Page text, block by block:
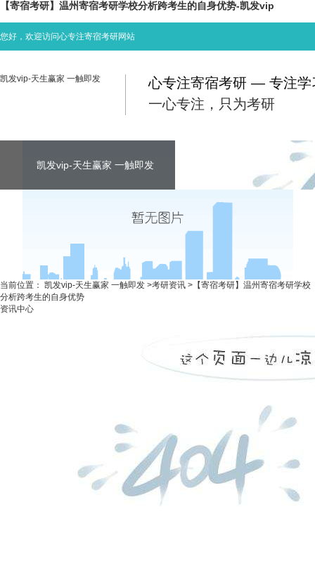
【寄宿考研】温州寄宿考研学校分析跨考生的自身优势-凯发vip
您好，欢迎访问心专注寄宿考研网站
凯发vip-天生赢家 一触即发
心专注寄宿考研 — 专注学
一心专注，只为考研
凯发vip-天生赢家 一触即发 凯发vip-天生赢家 一触即发
凯发vip-天生赢家 一触即发 考研资讯
当前位置： 凯发vip-天生赢家 一触即发 >考研资讯 > 【寄宿考研】温州寄宿考研学校
分析跨考生的自身优势
资讯中心